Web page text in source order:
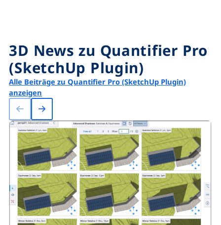
3D News zu Quantifier Pro
(SketchUp Plugin)
Alle Beiträge zu Quantifier Pro (SketchUp Plugin)
anzeigen